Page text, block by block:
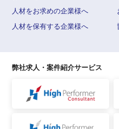
人材をお求めの企業様へ
人材を保有する企業様へ
弊社求人・案件紹介サービス